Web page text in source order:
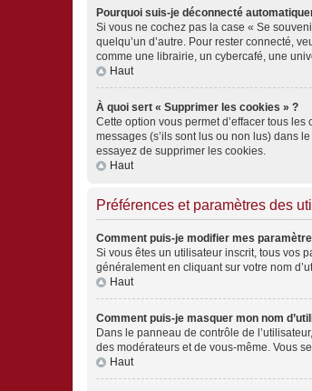
Pourquoi suis-je déconnecté
Si vous ne cochez pas la case « Se
quelqu’un d’autre. Pour rester connecté,
comme une librairie, un cybercafé, une
Haut
À quoi sert « Supprimer les cookies » ?
Cette option vous permet d’effacer tous
messages (s’ils sont lus ou non lus) dans
essayez de supprimer les cookies.
Haut
Préférences et paramètres des
Comment puis-je modifier mes
Si vous êtes un utilisateur inscrit, tous vos
généralement en cliquant sur votre nom
Haut
Comment puis-je masquer mon nom
Dans le panneau de contrôle de
des modérateurs et de vous-même. Vous
Haut